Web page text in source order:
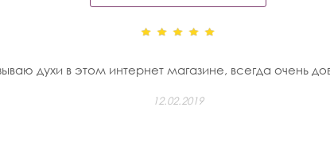
духи в этом интернет магазине, всегда очень
12.02.2019